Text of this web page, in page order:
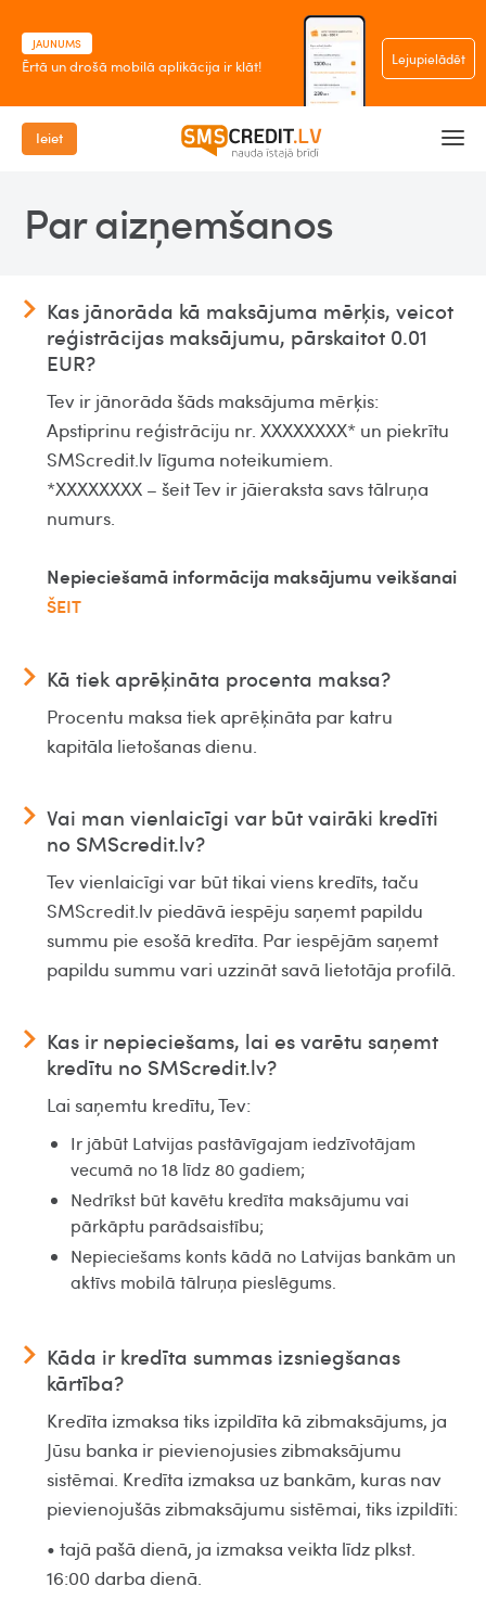
JAUNUMS
Ērtā un drošā mobilā aplikācija ir klāt! Lejupielādēt
Ieiet
Par aizņemšanos
Kas jānorāda kā maksājuma mērķis, veicot
reģistrācijas maksājumu, pārskaitot 0.01
EUR?
Tev ir jānorāda šāds maksājuma mērķis:
Apstiprinu reģistrāciju nr. XXXXXXXX* un piekrītu
SMScredit.lv līguma noteikumiem.
*XXXXXXXX – šeit Tev ir jāieraksta savs tālruņa
numurs.
Nepieciešamā informācija maksājumu veikšanai
ŠEIT
Kā tiek aprēķināta procenta maksa?
Procentu maksa tiek aprēķināta par katru
kapitāla lietošanas dienu.
Vai man vienlaicīgi var būt vairāki kredīti
no SMScredit.lv?
Tev vienlaicīgi var būt tikai viens kredīts, taču
SMScredit.lv piedāvā iespēju saņemt papildu
summu pie esošā kredīta. Par iespējām saņemt
papildu summu vari uzzināt savā lietotāja profilā.
Kas ir nepieciešams, lai es varētu saņemt
kredītu no SMScredit.lv?
Lai saņemtu kredītu, Tev:
Ir jābūt Latvijas pastāvīgajam iedzīvotājam
vecumā no 18 līdz 80 gadiem;
Nedrīkst būt kavētu kredīta maksājumu vai
pārkāptu parādsaistību;
Nepieciešams konts kādā no Latvijas bankām un
aktīvs mobilā tālruņa pieslēgums.
Kāda ir kredīta summas izsniegšanas
kārtība?
Kredīta izmaksa tiks izpildīta kā zibmaksājums, ja
Jūsu banka ir pievienojusies zibmaksājumu
sistēmai. Kredīta izmaksa uz bankām, kuras nav
pievienojušās zibmaksājumu sistēmai, tiks izpildīti:
• tajā pašā dienā, ja izmaksa veikta līdz plkst.
16:00 darba dienā.